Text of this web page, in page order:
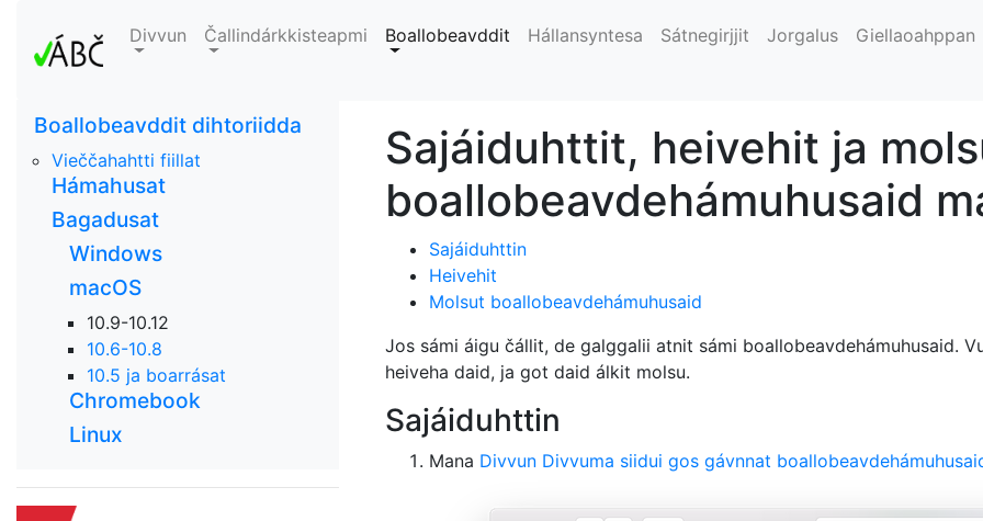
Divvun Čallindárkkisteapmi Boallobeavddit Hállansyntesa Sátnegirjjit Jorgalus Giellaoahppan
Boallobeavddit dihtoriidda
Vieččahahtti fiillat
Hámahusat
Bagadusat
Windows
macOS
10.9-10.12
10.6-10.8
10.5 ja boarrásat
Chromebook
Linux
Sajáiduhttit, heivehit ja
boallobeavdehámuhusaid
Sajáiduhttin
Heivehit
Molsut boallobeavdehámuhusaid
Jos sámi áigu čállit, de galggalii atnit sámi boallobeavdehámuhusaid.
heiveha daid, ja got daid álkit molsu.
Sajáiduhttin
Mana Divvun Divvuma siidui gos gávnnat